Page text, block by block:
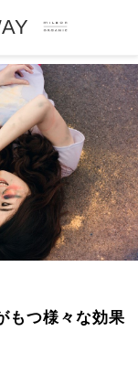
もつ様々な効果